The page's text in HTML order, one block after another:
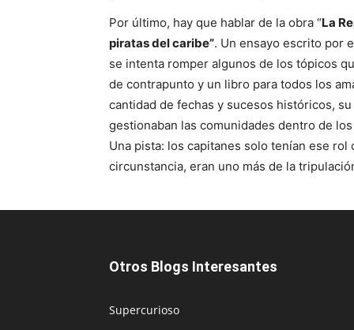
Por último, hay que hablar de la obra “La
piratas del caribe”. Un ensayo escrito por
se intenta romper algunos de los tópicos
de contrapunto y un libro para todos los
cantidad de fechas y sucesos históricos,
gestionaban las comunidades dentro de
Una pista: los capitanes solo tenían ese
circunstancia, eran uno más de la
Otros Blogs Interesantes
Supercurioso